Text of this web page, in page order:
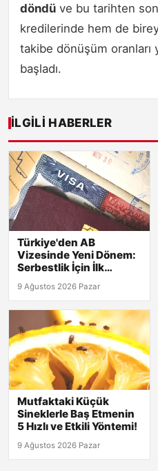
döndü ve bu tarihten
kredilerinde hem de
takibe dönüşüm
başladı.
İLGILI HABERLER
Türkiye'den AB
Vizesinde Yeni Dönem:
Serbestlik İçin İlk
Adımlar Atıldı!
9 Ağustos 2026 Pazar
Mutfaktaki Küçük
Sineklerle Baş Etmenin
5 Hızlı ve Etkili Yöntemi!
9 Ağustos 2026 Pazar